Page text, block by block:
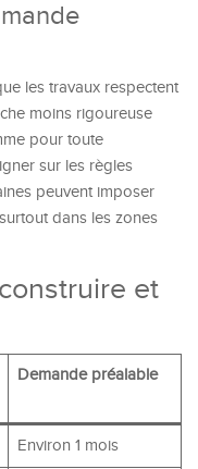
les travaux respectent
moins rigoureuse
pour toute
sur les règles
peuvent imposer
dans les zones
et
Demande préalable
Environ 1 mois